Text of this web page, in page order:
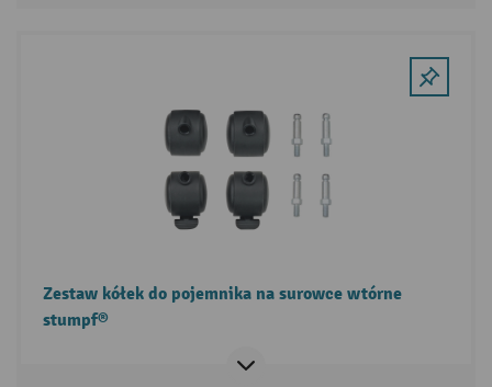
Zestaw kółek do pojemnika na surowce wtórne
stumpf®